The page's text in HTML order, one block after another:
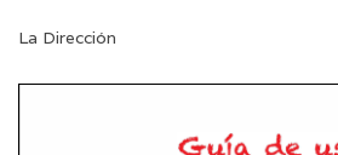
La Dirección